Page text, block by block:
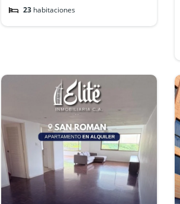
Puerto Cabello#INM461
23 habitaciones